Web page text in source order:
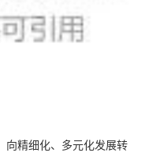
向精细化、多元化发展转